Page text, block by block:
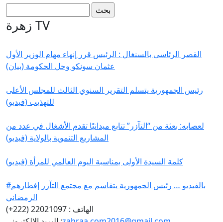
استمارة البحث
‏بحث ‏
زهرة TV
القصر الرئاسى بالسنغال : الرئيس قرر إنهاء مهام الوزير الأول
عثمان سونكو وحل الحكومة (بيان)
رئيس الجمهورية يتسلم التقرير السنوي الثالث للمجلس الأعلى
للتهذيب (فيديو)
لعصابه: بعثة من “التآزر” تتابع ميدانيًا تقدم الأشغال في عدد من
المشاريع التنموية بالولاية (فيديو)
كلمة السيدة الأولى بمناسبة اليوم العالمي للمرأة (فيديو)
#بالفيديو … رئيس الجمهورية يتقاسم مع مجتمع التآزر إفطارهم
الرمضاني
الهاتف : 22021097 (222+)